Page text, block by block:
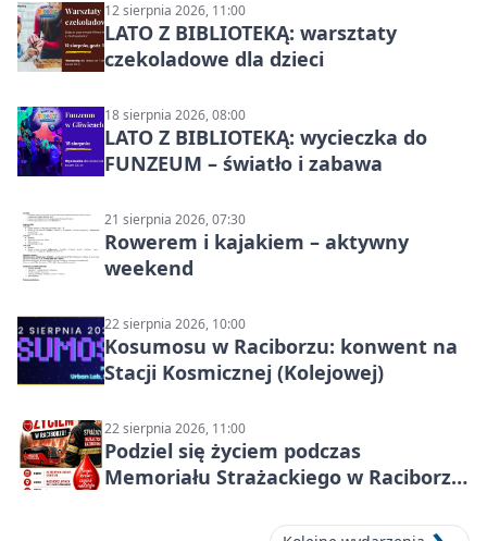
12 sierpnia 2026, 11:00
LATO Z BIBLIOTEKĄ: warsztaty
czekoladowe dla dzieci
18 sierpnia 2026, 08:00
LATO Z BIBLIOTEKĄ: wycieczka do
FUNZEUM – światło i zabawa
21 sierpnia 2026, 07:30
Rowerem i kajakiem – aktywny
weekend
22 sierpnia 2026, 10:00
Kosumosu w Raciborzu: konwent na
Stacji Kosmicznej (Kolejowej)
22 sierpnia 2026, 11:00
Podziel się życiem podczas
Memoriału Strażackiego w Raciborzu